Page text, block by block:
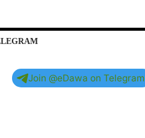
Join @eDawa on Telegram